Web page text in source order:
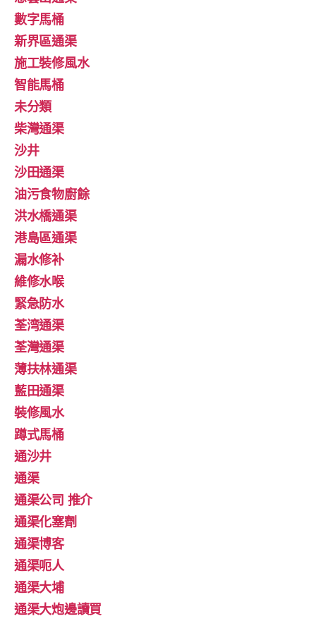
數字馬桶
新界區通渠
施工裝修風水
智能馬桶
未分類
柴灣通渠
沙井
沙田通渠
油污食物廚餘
洪水橋通渠
港島區通渠
漏水修补
維修水喉
緊急防水
荃湾通渠
荃灣通渠
薄扶林通渠
藍田通渠
裝修風水
蹲式馬桶
通沙井
通渠
通渠公司 推介
通渠化塞劑
通渠博客
通渠呃人
通渠大埔
通渠大炮邊讀買